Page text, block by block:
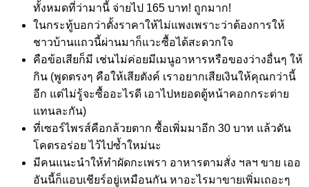
ทั้งหมดที่ว่ามานี้ จ่ายไป 165 บาท! ถูกมาก!
ในกระทู้บอกว่าตั้งราคาให้ไม่แพงเพราะว่าต้องการให้
ชาวบ้านแถวนี้ผ่านมาก็แวะซื้อได้สะดวกใจ
คือข้อเสียก็มี เช่นไม่ค่อยมีเมนูอาหารหรือของว่างอื่นๆ ให้
กิน (พูดตรงๆ คือให้เสียตังค์ เราอยากเสียเงินให้คุณกว่านี้
อีก แต่ไม่รู้จะซื้ออะไรดี เอาไปหยอดตู้หน้าคอกกระต่าย
แทนละกัน)
ที่เซอร์ไพรส์คือกล้วยตาก ซื้อเพิ่มมาอีก 30 บาท แล้วดัน
โคตรอร่อย ไว้ไปซ้ำใหม่นะ
มีคนแนะนำให้ทำผัดกะเพรา อาหารตามสั่ง ฯลฯ ขาย เออ
อันนี้ก็แอบเชียร์อยู่เหมือนกัน หาอะไรมาขายเพิ่มเถอะๆ